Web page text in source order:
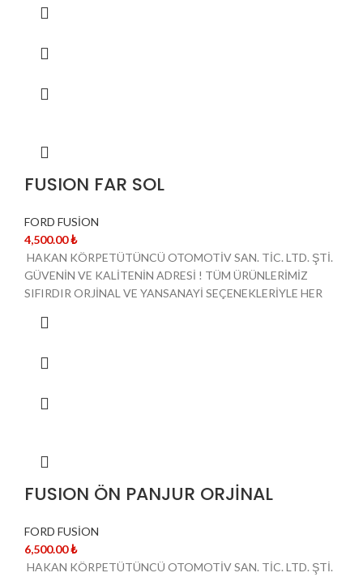
FUSION FAR SOL
FORD FUSİON
4,500.00₺
HAKAN KÖRPETÜTÜNCÜ OTOMOTİV SAN. TİC. LTD. ŞTİ.
GÜVENİN VE KALİTENİN ADRESİ ! TÜM ÜRÜNLERİMİZ
SIFIRDIR ORJİNAL VE YANSANAYİ SEÇENEKLERİYLE HER
FUSION ÖN PANJUR ORJİNAL
FORD FUSİON
6,500.00₺
HAKAN KÖRPETÜTÜNCÜ OTOMOTİV SAN. TİC. LTD. ŞTİ.